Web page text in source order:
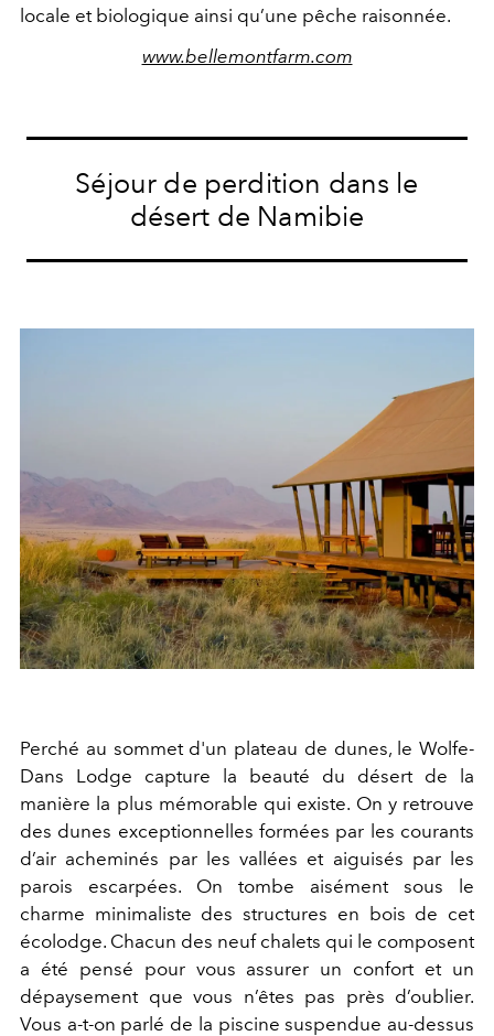
locale et biologique ainsi qu’une pêche raisonnée.
www.bellemontfarm.com
Séjour de perdition dans le
désert de Namibie
Perché au sommet d'un plateau de dunes, le Wolfe-
Dans Lodge capture la beauté du désert de la
manière la plus mémorable qui existe. On y retrouve
des dunes exceptionnelles formées par les courants
d’air acheminés par les vallées et aiguisés par les
parois escarpées. On tombe aisément sous le
charme minimaliste des structures en bois de cet
écolodge. Chacun des neuf chalets qui le composent
a été pensé pour vous assurer un confort et un
dépaysement que vous n’êtes pas près d’oublier.
Vous a-t-on parlé de la piscine suspendue au-dessus